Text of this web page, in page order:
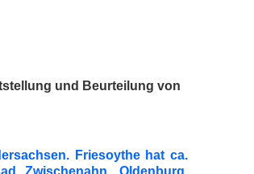
und Beurteilung von
Friesoythe hat ca.
Zwischenahn, Oldenburg,